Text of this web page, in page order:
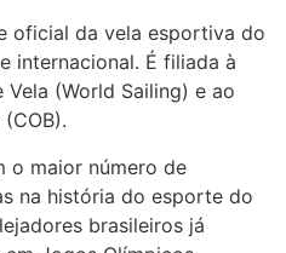
oficial da vela esportiva do
internacional. É filiada à
Vela (World Sailing) e ao
o maior número de
na história do esporte do
brasileiros já